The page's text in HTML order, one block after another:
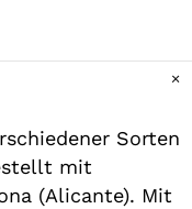
Sorten
mit
(Alicante). Mit